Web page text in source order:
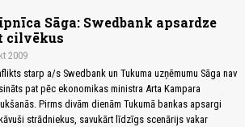
Sāga: Swedbank apsardze
cilvēkus
2009
starp a/s Swedbank un Tukuma uzņēmumu Sāga nav
pat pēc ekonomikas ministra Arta Kampara
Pirms divām dienām Tukumā bankas apsargi
strādniekus, savukārt līdzīgs scenārijs vakar